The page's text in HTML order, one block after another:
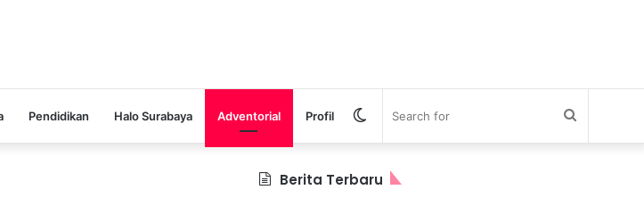
Pendidikan Halo Surabaya Adventorial Profil Search
Switch
skin
Berita Terbaru